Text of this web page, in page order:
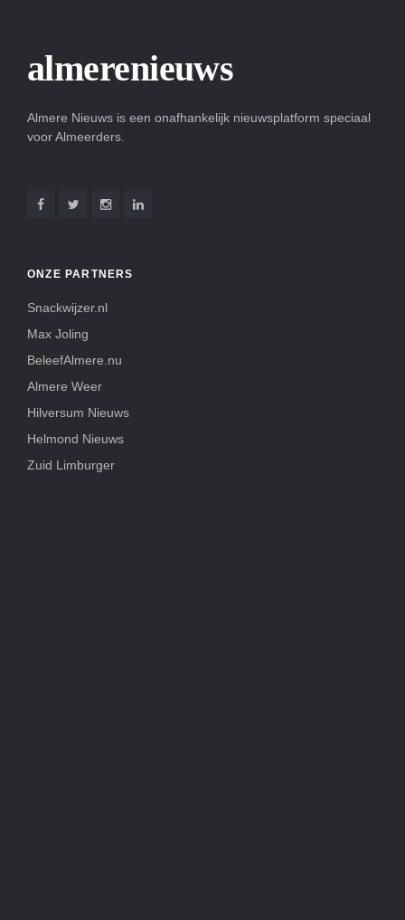
almerenieuws
Almere Nieuws is een onafhankelijk nieuwsplatform speciaal
voor Almeerders.
ONZE PARTNERS
Snackwijzer.nl
Max Joling
BeleefAlmere.nu
Almere Weer
Hilversum Nieuws
Helmond Nieuws
Zuid Limburger